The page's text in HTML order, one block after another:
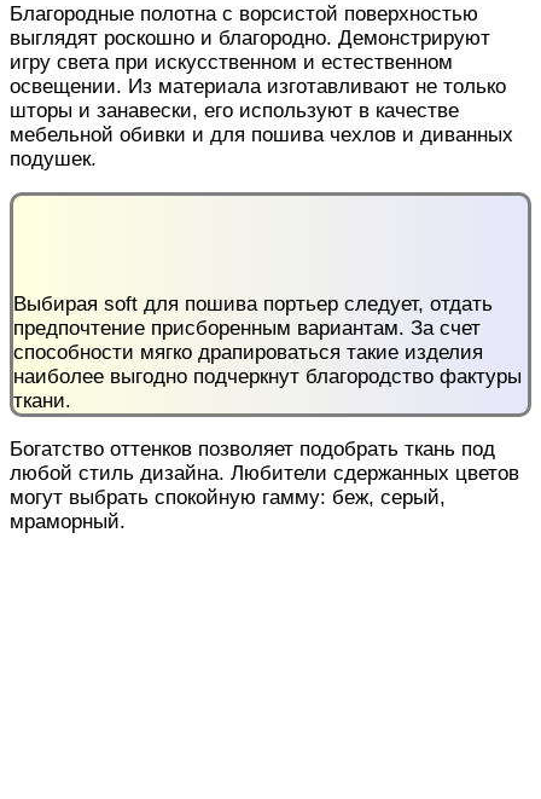
Благородные полотна с ворсистой поверхностью
выглядят роскошно и благородно. Демонстрируют
игру света при искусственном и естественном
освещении. Из материала изготавливают не только
шторы и занавески, его используют в качестве
мебельной обивки и для пошива чехлов и диванных
подушек.
Выбирая soft для пошива портьер следует, отдать
предпочтение присборенным вариантам. За счет
способности мягко драпироваться такие изделия
наиболее выгодно подчеркнут благородство фактуры
ткани.
Богатство оттенков позволяет подобрать ткань под
любой стиль дизайна. Любители сдержанных цветов
могут выбрать спокойную гамму: беж, серый,
мраморный.